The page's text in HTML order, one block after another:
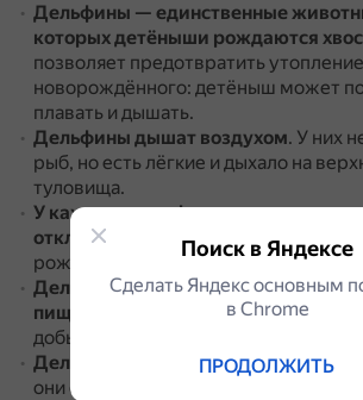
Дельфины — единственные
которых детёныши рождаются
позволяет предотвратить утопление
новорождённого: детёныш может
плавать и дышать.
Дельфины дышат воздухом. У них
рыб, но есть лёгкие и дыхало на
туловища.
У каждого дельфина есть имя, на
откликается
Имя присваивается
рождения и сохраняется на всю
Дельфины не используют зубы для
пищи
Зубы нужны им лишь для
добычи, которую они глотают
Дельфины спят с открытым глазом
они отключают только одно
Поиск в Яндексе
Сделать Яндекс основным
в Сhrome
ПРОДОЛЖИТЬ